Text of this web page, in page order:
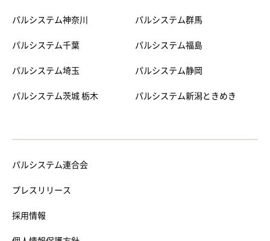
パルシステム神奈川
パルシステム千葉
パルシステム埼玉
パルシステム茨城 栃木
パルシステム群馬
パルシステム福島
パルシステム静岡
パルシステム新潟ときめき
パルシステム連合会
プレスリリース
採用情報